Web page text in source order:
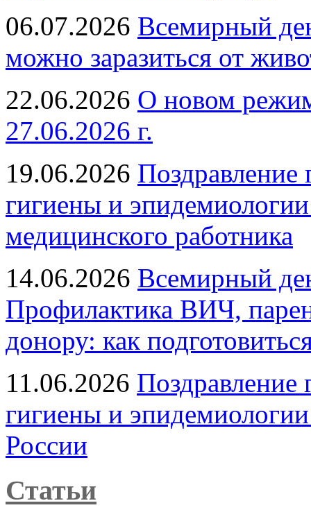
06.07.2026 Всемирный
можно заразиться от
22.06.2026 О новом
27.06.2026 г.
19.06.2026 Поздравление
гигиены и
медицинского работника
14.06.2026 Всемирный
Профилактика ВИЧ,
донору: как
11.06.2026 Поздравление
гигиены и
России
Статьи